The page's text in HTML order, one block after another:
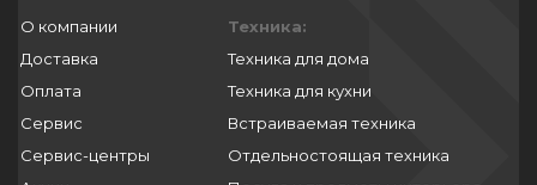
О компании
Доставка
Оплата
Сервис
Сервис-центры
Техника:
Техника для дома
Техника для кухни
Встраиваемая техника
Отдельностоящая техника